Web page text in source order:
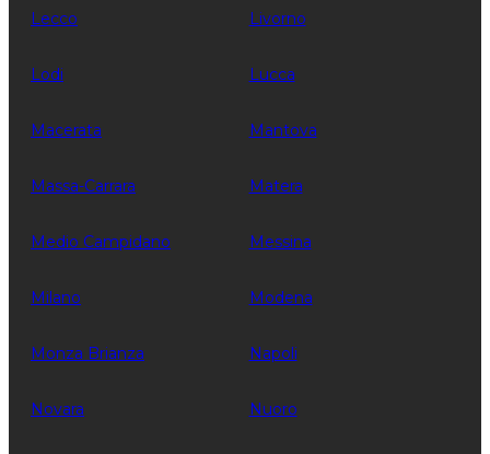
Lecco Livorno
Lodi Lucca
Macerata Mantova
Massa-Carrara Matera
Medio Campidano Messina
Milano Modena
Monza Brianza Napoli
Novara Nuoro